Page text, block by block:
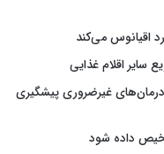
اقیانوس می‌کند
سایر اقلام غذایی
غیرضروری پیشگیری
داده شود